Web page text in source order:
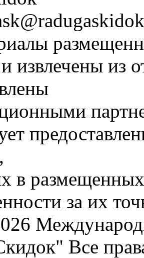
и извлечены из
в
за их
Все